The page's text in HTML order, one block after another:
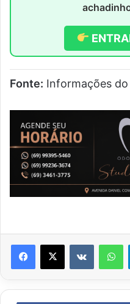
Fonte: Informações
VK